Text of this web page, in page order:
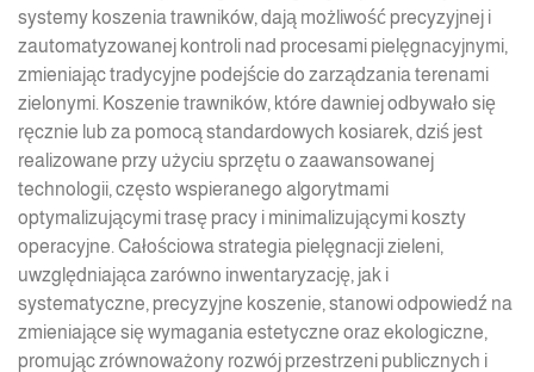
systemy koszenia trawników, dają możliwość precyzyjnej i
zautomatyzowanej kontroli nad procesami pielęgnacyjnymi,
zmieniając tradycyjne podejście do zarządzania terenami
zielonymi. Koszenie trawników, które dawniej odbywało się
ręcznie lub za pomocą standardowych kosiarek, dziś jest
realizowane przy użyciu sprzętu o zaawansowanej
technologii, często wspieranego algorytmami
optymalizującymi trasę pracy i minimalizującymi koszty
operacyjne. Całościowa strategia pielęgnacji zieleni,
uwzględniająca zarówno inwentaryzację, jak i
systematyczne, precyzyjne koszenie, stanowi odpowiedź na
zmieniające się wymagania estetyczne oraz ekologiczne,
promując zrównoważony rozwój przestrzeni publicznych i